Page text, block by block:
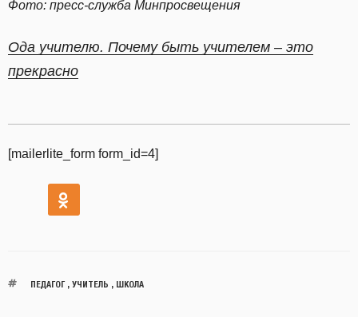
Фото: пресс-служба Минпросвещения
Ода учителю. Почему быть учителем – это
прекрасно
[mailerlite_form form_id=4]
ПЕДАГОГ, УЧИТЕЛЬ ШКОЛА